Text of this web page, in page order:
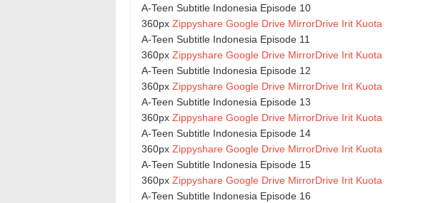
A-Teen Subtitle Indonesia Episode 10
360px Zippyshare Google Drive MirrorDrive Irit Kuota
A-Teen Subtitle Indonesia Episode 11
360px Zippyshare Google Drive MirrorDrive Irit Kuota
A-Teen Subtitle Indonesia Episode 12
360px Zippyshare Google Drive MirrorDrive Irit Kuota
A-Teen Subtitle Indonesia Episode 13
360px Zippyshare Google Drive MirrorDrive Irit Kuota
A-Teen Subtitle Indonesia Episode 14
360px Zippyshare Google Drive MirrorDrive Irit Kuota
A-Teen Subtitle Indonesia Episode 15
360px Zippyshare Google Drive MirrorDrive Irit Kuota
A-Teen Subtitle Indonesia Episode 16